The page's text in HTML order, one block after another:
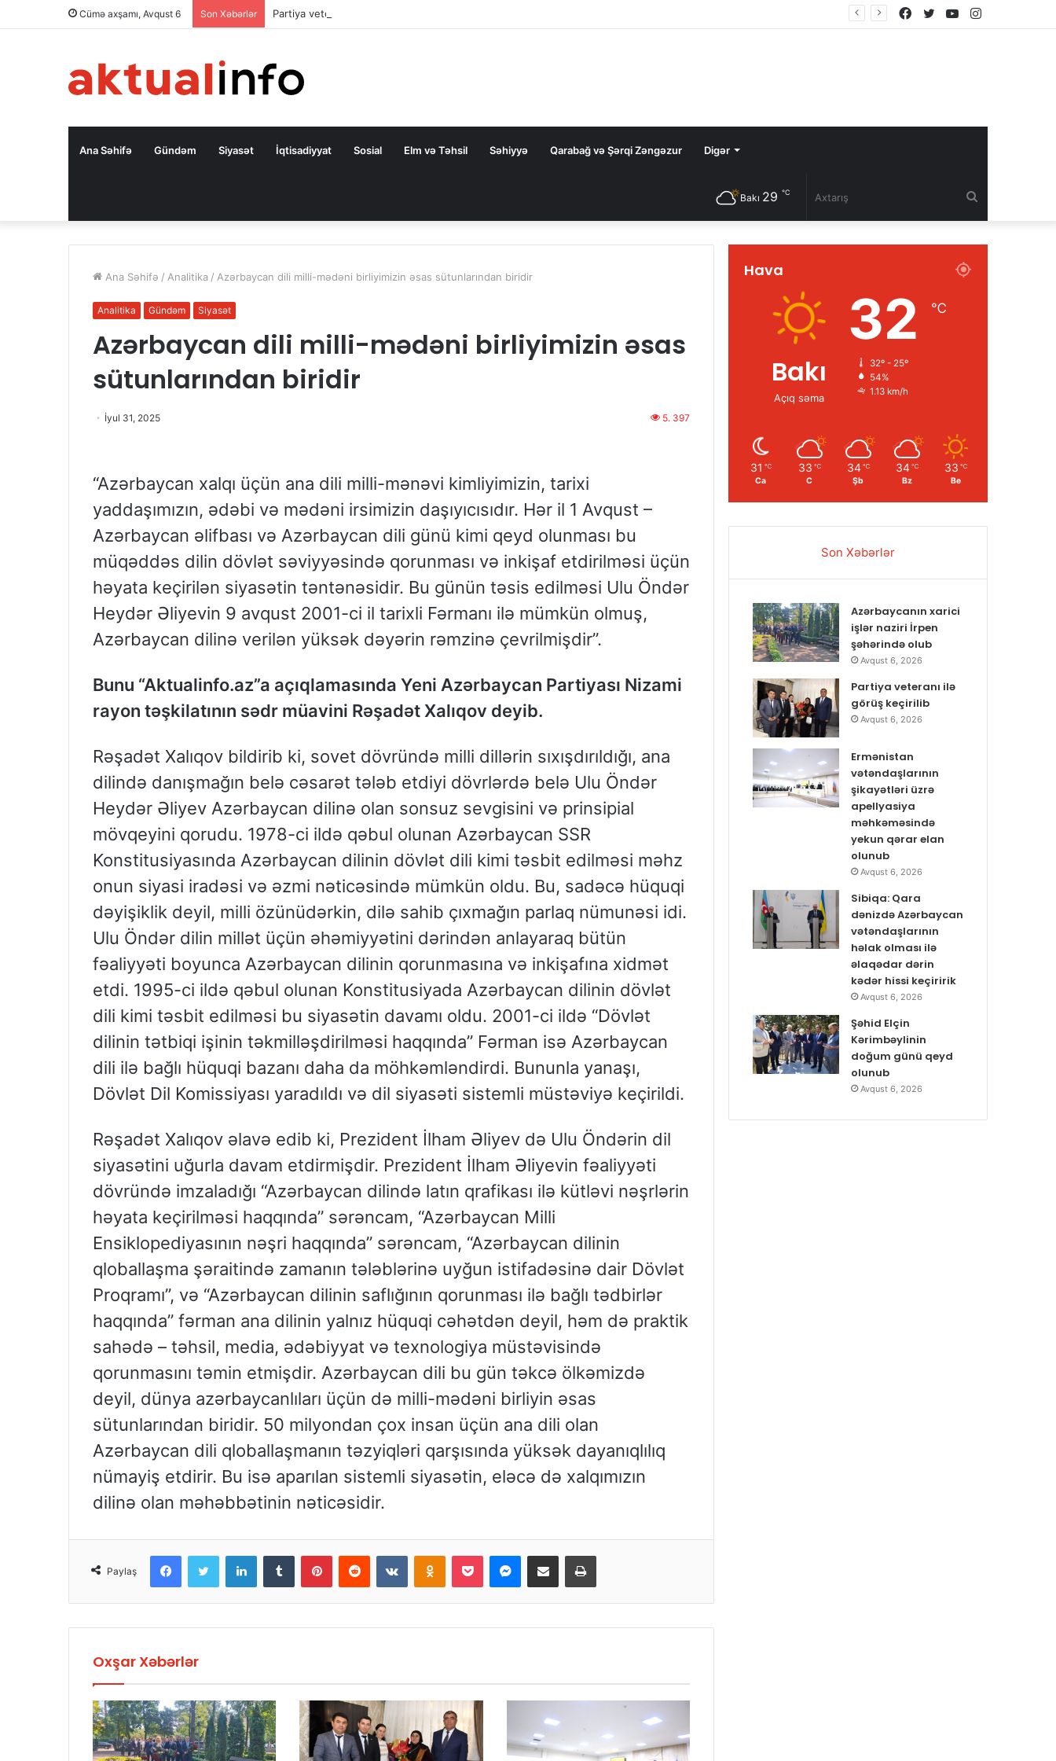
Cümə axşamı, Avqust 6 Son Xəbərlər Partiya veteranı ilə görüş keçirilib YouTube
Twitter
Facebook
Ana Səhifə Gündəm Siyasət İqtisadiyyat Sosial Elm və Təhsil Səhiyyə Qarabağ və Şərqi Zəngəzur Digər
Bakı 29 ℃
Ana Səhifə / Analitika / Azərbaycan dili milli-mədəni birliyimizin əsas sütunlarından biridir
Analitika Gündəm Siyasət
Azərbaycan dili milli-mədəni birliyimizin əsas
sütunlarından biridir
İyul 31, 2025 5. 397
“Azərbaycan xalqı üçün ana dili milli-mənəvi kimliyimizin, tarixi
yaddaşımızın, ədəbi və mədəni irsimizin daşıyıcısıdır. Hər il 1 Avqust –
Azərbaycan əlifbası və Azərbaycan dili günü kimi qeyd olunması bu
müqəddəs dilin dövlət səviyyəsində qorunması və inkişaf etdirilməsi üçün
həyata keçirilən siyasətin təntənəsidir. Bu günün təsis edilməsi Ulu Öndər
Heydər Əliyevin 9 avqust 2001-ci il tarixli Fərmanı ilə mümkün olmuş,
Azərbaycan dilinə verilən yüksək dəyərin rəmzinə çevrilmişdir”.
Bunu “Aktualinfo.az”a açıqlamasında Yeni Azərbaycan Partiyası Nizami
rayon təşkilatının sədr müavini Rəşadət Xalıqov deyib.
Rəşadət Xalıqov bildirib ki, sovet dövründə milli dillərin sıxışdırıldığı, ana
dilində danışmağın belə cəsarət tələb etdiyi dövrlərdə belə Ulu Öndər
Heydər Əliyev Azərbaycan dilinə olan sonsuz sevgisini və prinsipial
mövqeyini qorudu. 1978-ci ildə qəbul olunan Azərbaycan SSR
Konstitusiyasında Azərbaycan dilinin dövlət dili kimi təsbit edilməsi məhz
onun siyasi iradəsi və əzmi nəticəsində mümkün oldu. Bu, sadəcə hüquqi
dəyişiklik deyil, milli özünüdərkin, dilə sahib çıxmağın parlaq nümunəsi idi.
Ulu Öndər dilin millət üçün əhəmiyyətini dərindən anlayaraq bütün
fəaliyyəti boyunca Azərbaycan dilinin qorunmasına və inkişafına xidmət
etdi. 1995-ci ildə qəbul olunan Konstitusiyada Azərbaycan dilinin dövlət
dili kimi təsbit edilməsi bu siyasətin davamı oldu. 2001-ci ildə “Dövlət
dilinin tətbiqi işinin təkmilləşdirilməsi haqqında” Fərman isə Azərbaycan
dili ilə bağlı hüquqi bazanı daha da möhkəmləndirdi. Bununla yanaşı,
Dövlət Dil Komissiyası yaradıldı və dil siyasəti sistemli müstəviyə keçirildi.
Rəşadət Xalıqov əlavə edib ki, Prezident İlham Əliyev də Ulu Öndərin dil
siyasətini uğurla davam etdirmişdir. Prezident İlham Əliyevin fəaliyyəti
dövründə imzaladığı “Azərbaycan dilində latın qrafikası ilə kütləvi nəşrlərin
həyata keçirilməsi haqqında” sərəncam, “Azərbaycan Milli
Ensiklopediyasının nəşri haqqında” sərəncam, “Azərbaycan dilinin
qloballaşma şəraitində zamanın tələblərinə uyğun istifadəsinə dair Dövlət
Proqramı”, və “Azərbaycan dilinin saflığının qorunması ilə bağlı tədbirlər
haqqında” fərman ana dilinin yalnız hüquqi cəhətdən deyil, həm də praktik
sahədə – təhsil, media, ədəbiyyat və texnologiya müstəvisində
qorunmasını təmin etmişdir. Azərbaycan dili bu gün təkcə ölkəmizdə
deyil, dünya azərbaycanlıları üçün də milli-mədəni birliyin əsas
sütunlarından biridir. 50 milyondan çox insan üçün ana dili olan
Azərbaycan dili qloballaşmanın təzyiqləri qarşısında yüksək dayanıqlılıq
nümayiş etdirir. Bu isə aparılan sistemli siyasətin, eləcə də xalqımızın
dilinə olan məhəbbətinin nəticəsidir.
Paylaş
Oxşar Xəbərlər
Hava
Bakı
Açıq səma
32 ℃
32º - 25º
54%
1.13 km/h
31 ℃
Ca
33 ℃
C
34 ℃
Şb
34 ℃
Bz
33 ℃
Be
Son Xəbərlər
Azərbaycanın xarici
işlər naziri İrpen
şəhərində olub
Avqust 6, 2026
Partiya veteranı ilə
görüş keçirilib
Avqust 6, 2026
Ermənistan
vətəndaşlarının
şikayətləri üzrə
apellyasiya
məhkəməsində
yekun qərar elan
olunub
Avqust 6, 2026
Sibiqa: Qara
dənizdə Azərbaycan
vətəndaşlarının
həlak olması ilə
əlaqədar dərin
kədər hissi keçiririk
Avqust 6, 2026
Şəhid Elçin
Kərimbəylinin
doğum günü qeyd
olunub
Avqust 6, 2026